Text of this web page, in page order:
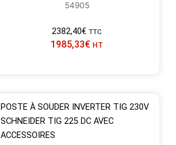
54905
2382,40€ TTC
1985,33€ HT
POSTE À SOUDER INVERTER TIG 230V
SCHNEIDER TIG 225 DC AVEC
ACCESSOIRES